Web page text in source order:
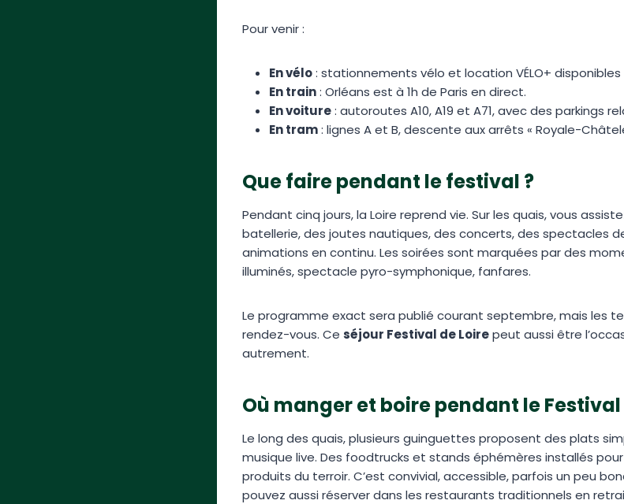
Pour venir :
En vélo: stationnements vélo et location VÉLO+ disponibles
En train: Orléans est à 1h de Paris en direct.
En voiture: autoroutes A10, A19 et A71, avec des parkings
En tram: lignes A et B, descente aux arrêts « Royale-
Que faire pendant le festival ?
Pendant cinq jours, la Loire reprend vie. Sur les quais, vous
batellerie, des joutes nautiques, des concerts, des spectacles
animations en continu. Les soirées sont marquées par des
illuminés, spectacle pyro-symphonique, fanfares.
Le programme exact sera publié courant septembre, mais les
rendez-vous. Ce séjour Festival de Loirepeut aussi être
autrement.
Où manger et boire pendant le Festival
Le long des quais, plusieurs guinguettes proposent des plats
musique live. Des foodtrucks et stands éphémères installés
produits du terroir. C’est convivial, accessible, parfois un peu
pouvez aussi réserver dans les restaurants traditionnels en